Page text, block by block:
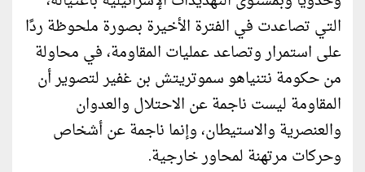
التي تصاعدت في الفترة الأخيرة بصورة ملحوظة ردًا
على استمرار وتصاعد عمليات المقاومة، في محاولة
من حكومة نتنياهو سموتريتش بن غفير لتصوير أن
المقاومة ليست ناجمة عن الاحتلال والعدوان
والعنصرية والاستيطان، وإنما ناجمة عن أشخاص
وحركات مرتهنة لمحاور خارجية.